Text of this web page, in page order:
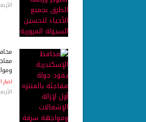
الأربعاء 05 أغسطس 2026
الأربعاء 05 أغسطس 2026